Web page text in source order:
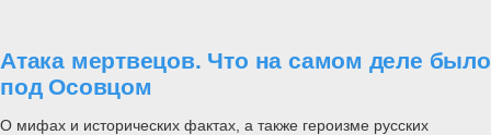
Атака мертвецов. Что на самом деле было
под Осовцом
О мифах и исторических фактах, а также героизме русских